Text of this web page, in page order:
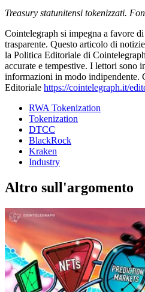
Treasury statunitensi tokenizzati.
Cointelegraph si impegna a favore
trasparente. Questo articolo di
la Politica Editoriale di
accurate e tempestive. I lettori sono
informazioni in modo indipendente.
Editoriale https://cointelegraph.it/
RWA Tokenization
Tokenization
DTCC
BlackRock
Kraken
Industry
Altro sull'argomento